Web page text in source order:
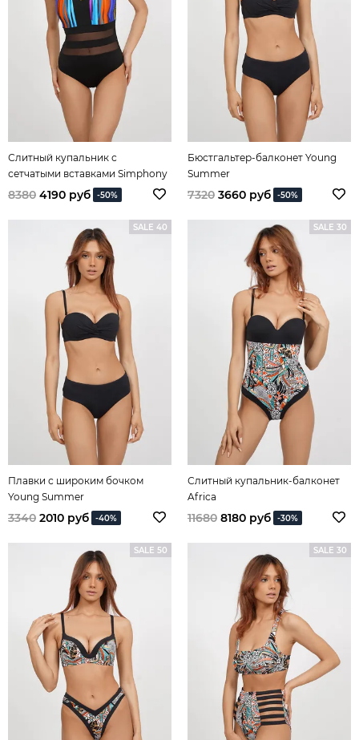
Слитный купальник с
сетчатыми вставками Simphony
of Colours
8380 4190 руб -50%
Бюстгальтер-балконет Young
Summer
7320 3660 руб -50%
SALE 40
Плавки с широким бочком
Young Summer
3340 2010 руб -40%
SALE 30
Слитный купальник-балконет
Africa
11680 8180 руб -30%
SALE 50 SALE 30